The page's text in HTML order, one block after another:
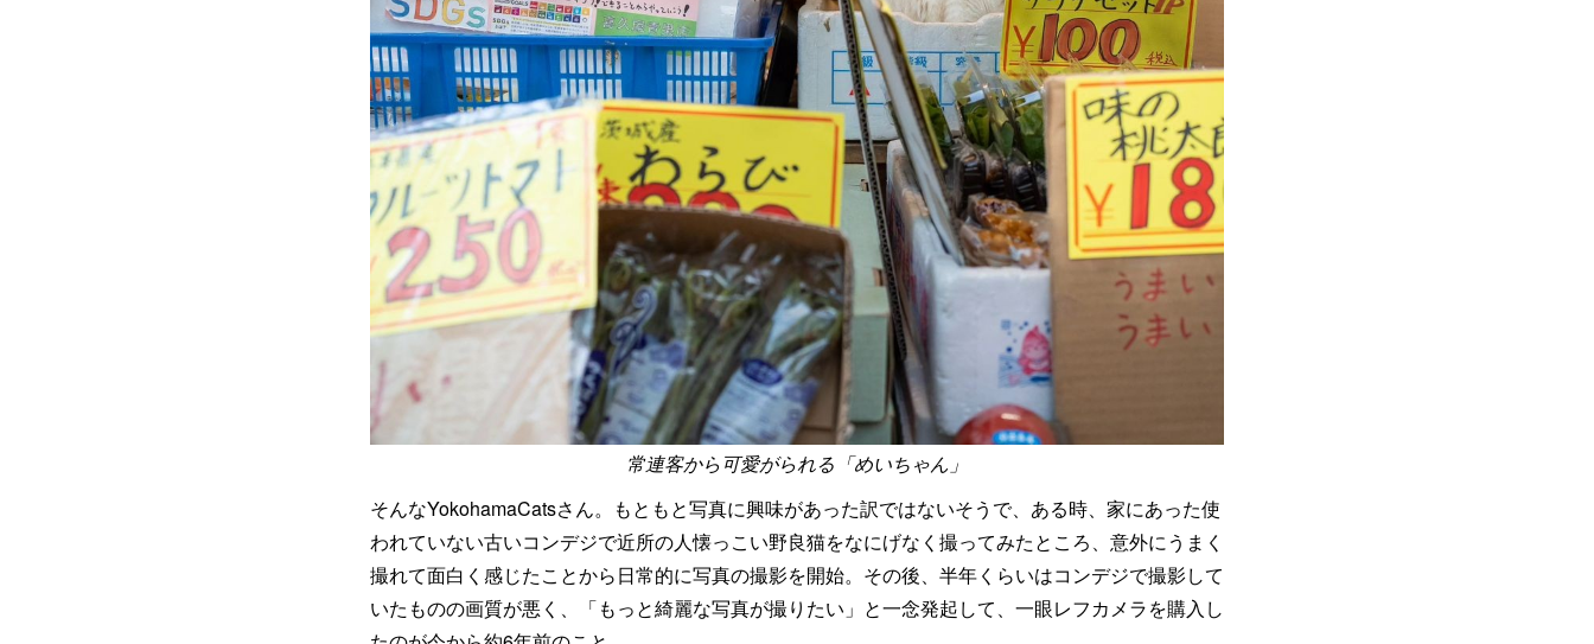
常連客から可愛がられる「めいちゃん」
そんなYokohamaCatsさん。もともと写真に興味があった訳ではないそうで、ある時、家にあった使
われていない古いコンデジで近所の人懐っこい野良猫をなにげなく撮ってみたところ、意外にうまく
撮れて面白く感じたことから日常的に写真の撮影を開始。その後、半年くらいはコンデジで撮影して
いたものの画質が悪く、「もっと綺麗な写真が撮りたい」と一念発起して、一眼レフカメラを購入し